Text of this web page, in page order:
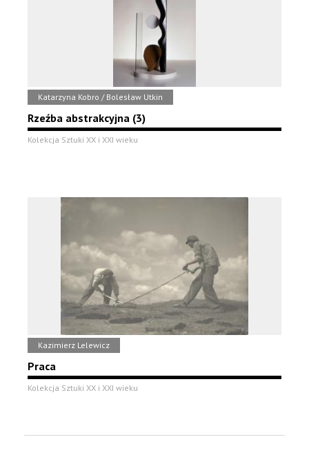
Katarzyna Kobro / Bolesław Utkin
Rzeźba abstrakcyjna (3)
Kolekcja Sztuki XX i XXI wieku
Kazimierz Lelewicz
Praca
Kolekcja Sztuki XX i XXI wieku